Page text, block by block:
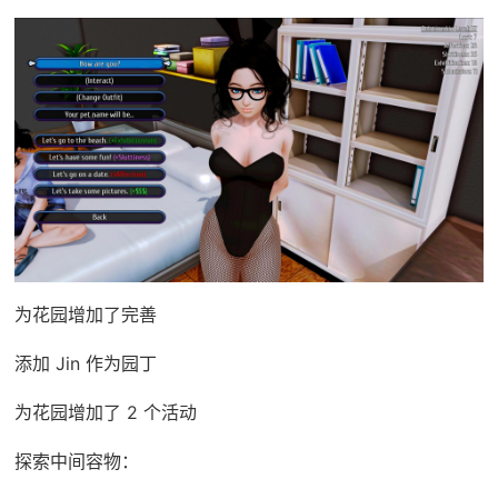
为花园增加了完善
添加 Jin 作为园丁
为花园增加了 2 个活动
探索中间容物：